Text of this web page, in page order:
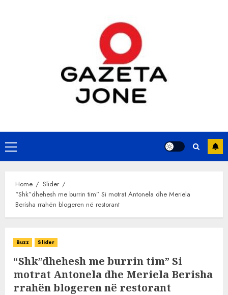
Primary
Menu
Home
Slider
“Shk”dhehesh me burrin tim” Si motrat Antonela dhe Meriela
Berisha rrahën blogeren në restorant
Buzz Slider
“Shk”dhehesh me burrin tim” Si
motrat Antonela dhe Meriela Berisha
rrahën blogeren në restorant